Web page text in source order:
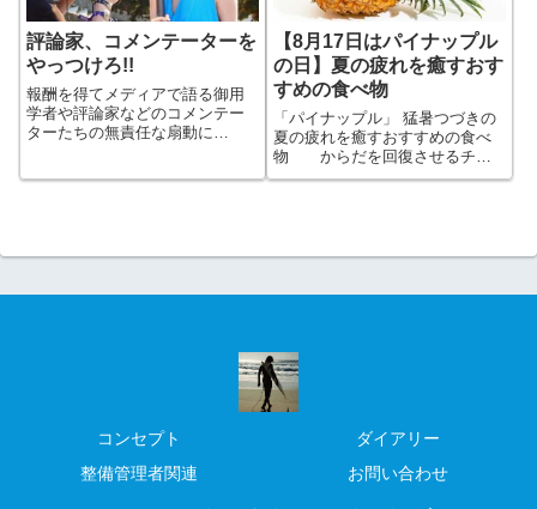
評論家、コメンテーターを
やっつけろ!!
報酬を得てメディアで語る御用
学者や評論家などのコメンテー
ターたちの無責任な扇動に
【8月17日はパイナップル
の日】夏の疲れを癒すおす
すめの食べ物
「パイナップル」 猛暑つづきの
夏の疲れを癒すおすすめの食べ
物 からだを回復させるチカ
ラが熱帯育ちのパイナップルに
コンセプト
ダイアリー
整備管理者関連
お問い合わせ